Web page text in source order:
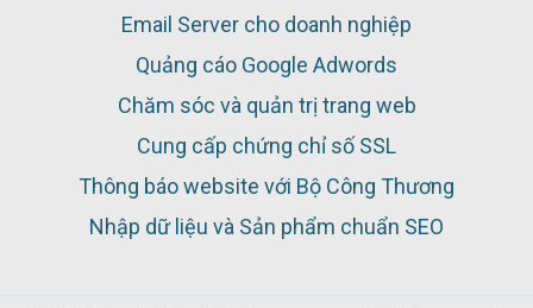
Email Server cho doanh nghiệp
Quảng cáo Google Adwords
Chăm sóc và quản trị trang web
Cung cấp chứng chỉ số SSL
Thông báo website với Bộ Công Thương
Nhập dữ liệu và Sản phẩm chuẩn SEO